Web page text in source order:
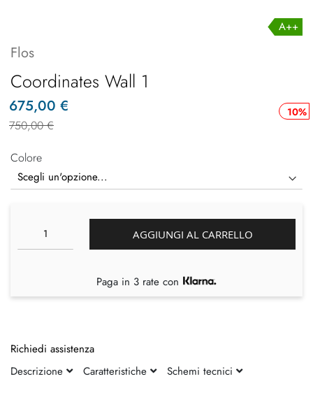
A++
Flos
Coordinates Wall 1
10%
675,00 €
750,00 €
Colore
AGGIUNGI AL CARRELLO
Paga in 3 rate con
Richiedi assistenza
Descrizione
Caratteristiche Schemi tecnici